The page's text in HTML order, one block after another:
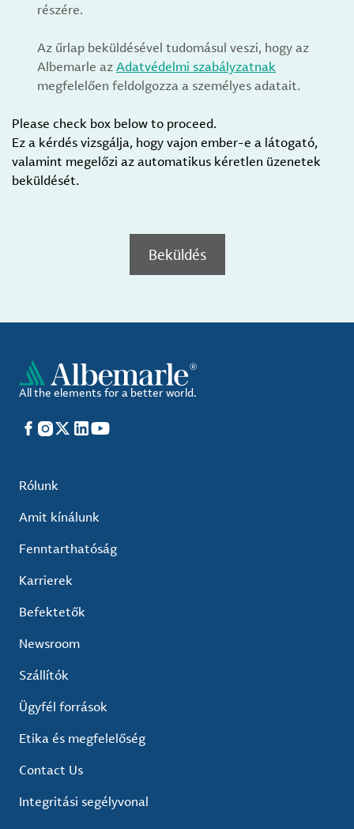
részére.
Az űrlap beküldésével tudomásul veszi, hogy az
Albemarle azAdatvédelmi szabályzatnak
megfelelően feldolgozza a személyes adatait.
Please check box below to proceed.
Ez a kérdés vizsgálja, hogy vajon ember-e a látogató,
valamint megelőzi az automatikus kéretlen üzenetek
beküldését.
Beküldés
All the elements for a better world.
Facebook
Instagram
X LinkedIn
YouTube
Rólunk
Amit kínálunk
Fenntarthatóság
Karrierek
Befektetők
Newsroom
Szállítók
Ügyfél források
Etika és megfelelőség
Contact Us
Integritási segélyvonal